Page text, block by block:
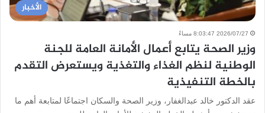
الأخبار
2026/07/27 8:03:47 مساءً
وزير الصحة يتابع أعمال الأمانة العامة للجنة
الوطنية لنظم الغذاء والتغذية ويستعرض التقدم
بالخطة التنفيذية
عقد الدكتور خالد عبدالغفار، وزير الصحة والسكان اجتماعًا لمتابعة أهم ما